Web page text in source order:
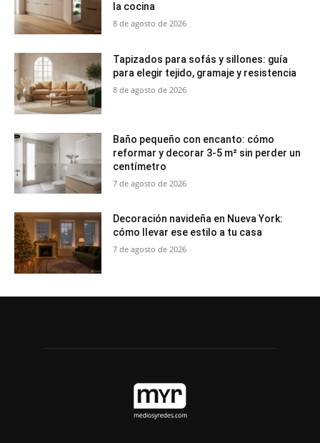
la cocina
8 de agosto de 2026
Tapizados para sofás y sillones: guía
para elegir tejido, gramaje y resistencia
8 de agosto de 2026
Baño pequeño con encanto: cómo
reformar y decorar 3-5 m² sin perder un
centímetro
7 de agosto de 2026
Decoración navideña en Nueva York:
cómo llevar ese estilo a tu casa
7 de agosto de 2026